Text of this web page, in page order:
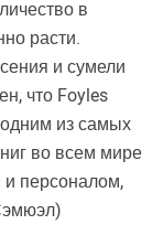
в
расти.
и сумели
что Foyles
одним из самых
во всем мире
персоналом,